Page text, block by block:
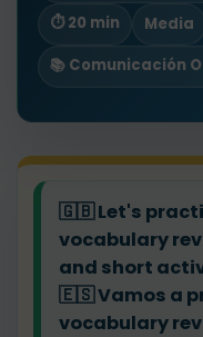
⏱ 20 min
Media
📚 Comunicación
🇬🇧Let's
vocabulary
and short
🇪🇸Vamos a
vocabulary